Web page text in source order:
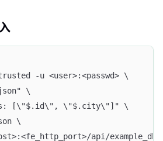
-u <user>:<passwd> \
\
[\"$.id\", \"$.city\"]" \
\
api/